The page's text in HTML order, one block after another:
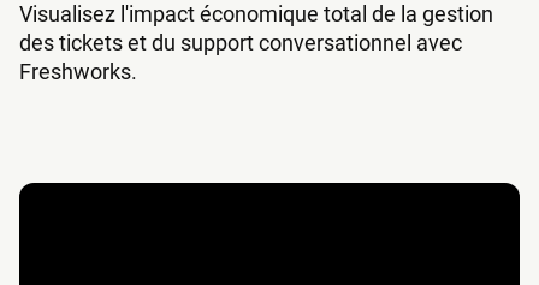
Visualisez l'impact économique total de la gestion
des tickets et du support conversationnel avec
Freshworks.